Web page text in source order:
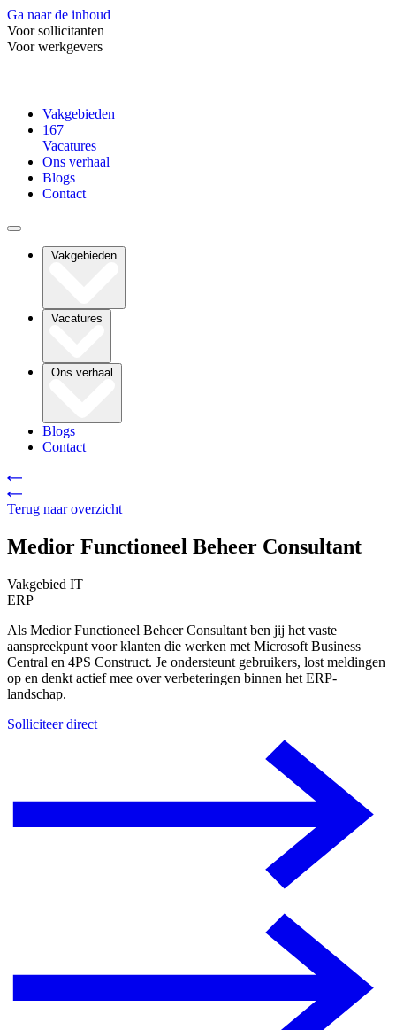
Ga naar de inhoud
Voor sollicitanten
Voor werkgevers
Vakgebieden
167
Vacatures
Ons verhaal
Blogs
Contact
Vakgebieden
Vacatures
Ons verhaal
Blogs
Contact
Terug naar overzicht
Medior Functioneel Beheer Consultant
Vakgebied IT
ERP
Als Medior Functioneel Beheer Consultant ben jij het vaste
aanspreekpunt voor klanten die werken met Microsoft Business
Central en 4PS Construct. Je ondersteunt gebruikers, lost meldingen
op en denkt actief mee over verbeteringen binnen het ERP-
landschap.
Solliciteer direct